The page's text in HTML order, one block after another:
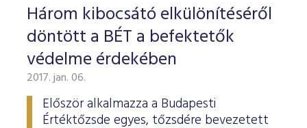
Három kibocsátó elkülönítéséről
döntött a BÉT a befektetők
védelme érdekében
2017. jan. 06.
Először alkalmazza a Budapesti
Értéktőzsde egyes, tőzsdére bevezetett